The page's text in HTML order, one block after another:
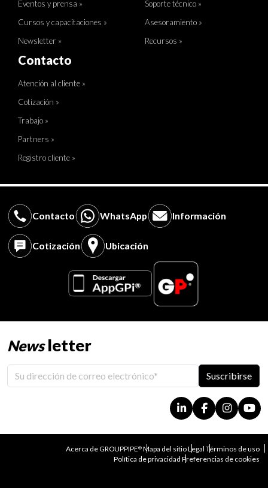
Eventos y prensa »
Cursos y capacitaciones »
Newsletter »
Soporte técnico »
Asesoramiento »
Recursos »
Contacto
Atención al cliente »
Cotización »
Trabajo »
Partners »
Registro cliente »
Contacto WhatsApp Información
Cotización Ubicación
Newsletter
Suscribirse
Acerca de GROUPPIPE® Mapa del sitioLegal Términos de uso
Política de privacidad Preferencias de cookies